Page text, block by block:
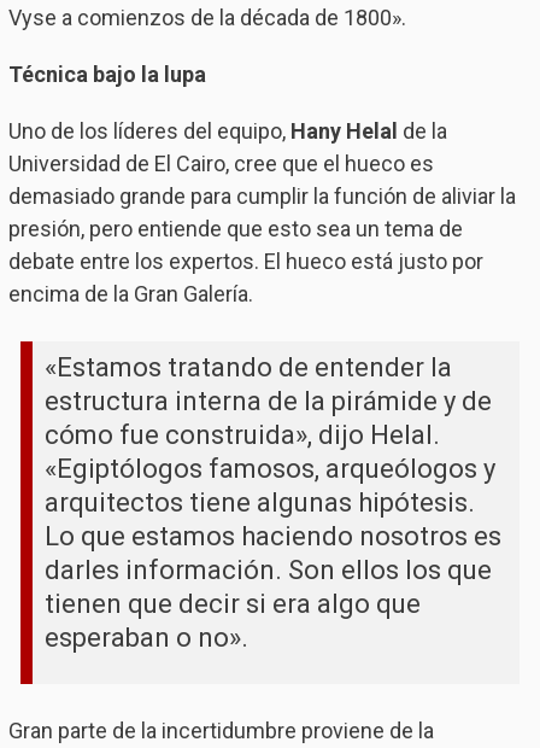
Vyse a comienzos de la década de 1800».
Técnica bajo la lupa
Uno de los líderes del equipo, Hany Helal de la
Universidad de El Cairo, cree que el hueco es
demasiado grande para cumplir la función de aliviar la
presión, pero entiende que esto sea un tema de
debate entre los expertos. El hueco está justo por
encima de la Gran Galería.
«Estamos tratando de entender la
estructura interna de la pirámide y de
cómo fue construida», dijo Helal.
«Egiptólogos famosos, arqueólogos y
arquitectos tiene algunas hipótesis.
Lo que estamos haciendo nosotros es
darles información. Son ellos los que
tienen que decir si era algo que
esperaban o no».
Gran parte de la incertidumbre proviene de la